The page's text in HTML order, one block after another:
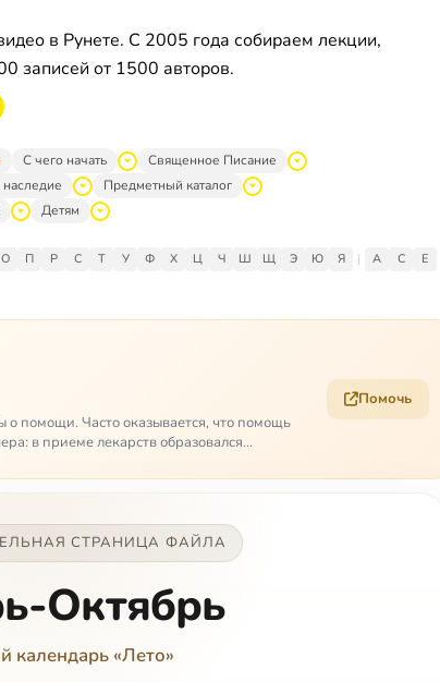
в Рунете. С 2005 года собираем лекции,
записей от 1500 авторов.
С чего начать
Священное Писание
Предметный каталог
Детям
О П Р С Т У Ф Х Ц Ч Ш Щ Э Ю Я | A C
E
помощи. Часто оказывается, что помощь
в приеме лекарств образовался
Помочь
СТРАНИЦА ФАЙЛА
Октябрь
календарь «Лето»